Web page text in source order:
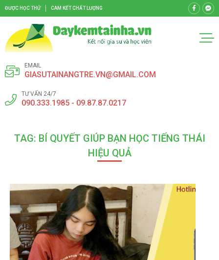
ĐƯỢC HỌC THỬ CAM KẾT CHẤT LƯỢNG
EMAIL
GIASUTAINANGTRE.VN@GMAIL.COM
TƯ VẤN 24/7
090.333.1985 - 09.87.87.0217
TAG: BÍ QUYẾT GIÚP BẠN HỌC TIẾNG THÁI
HIỆU QUẢ